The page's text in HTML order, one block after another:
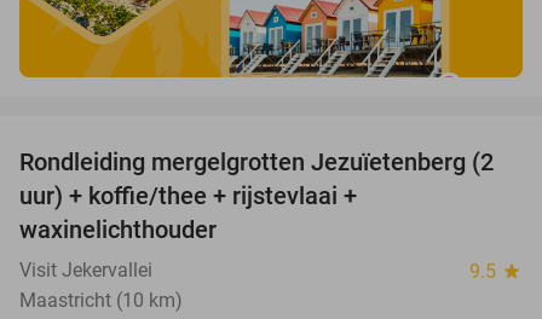
25%
Rondleiding mergelgrotten Jezuïetenberg (2
uur) + koffie/thee + rijstevlaai +
waxinelichthouder
Visit Jekervallei 9.5 star
Maastricht (10 km)